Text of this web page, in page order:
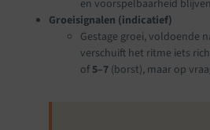
en voorspelbaarheid
Groeisignalen (indicatief)
Gestage groei, voldoende
verschuift het ritme iets
of 5–7 (borst), maar op